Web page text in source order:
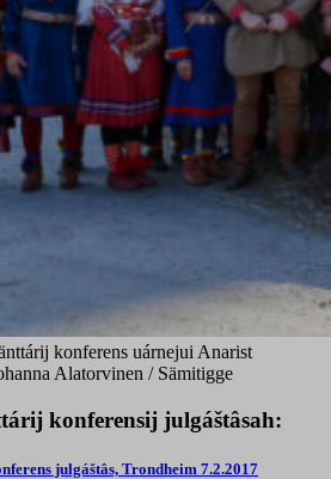
konferens uárnejui Anarist
Alatorvinen / Sämitigge
konferensij julgáštâsah:
julgáštâs, Trondheim 7.2.2017